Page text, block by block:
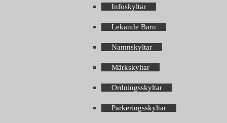
Infoskyltar
Lekande Barn
Namnskyltar
Märkskyltar
Ordningsskyltar
Parkeringsskyltar